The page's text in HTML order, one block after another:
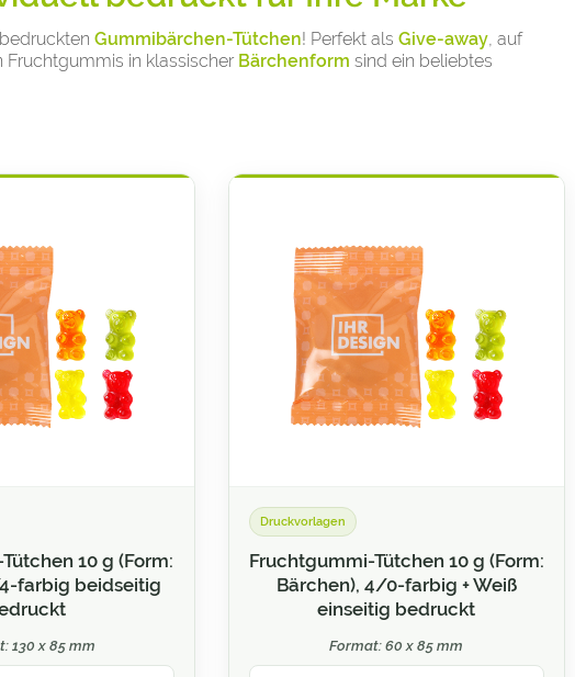
Gummibärchen-Tütchen! Perfekt als Give-away, auf
Fruchtgummis in klassischer Bärchenform sind ein beliebtes
10 g (Form:
farbig beidseitig
130 x 85 mm
Druckvorlagen
Fruchtgummi-Tütchen 10 g (Form:
Bärchen), 4/0-farbig + Weiß
einseitig bedruckt
Format: 60 x 85 mm